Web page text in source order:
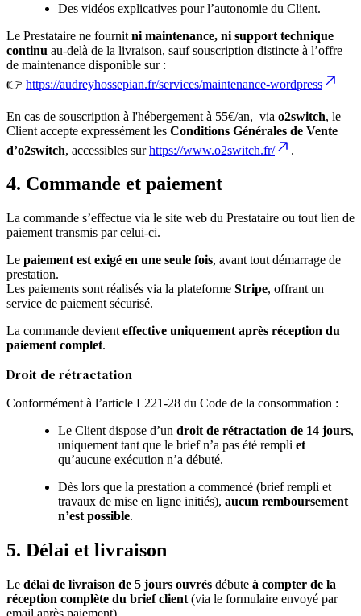
Des vidéos explicatives pour l’autonomie du Client.
Le Prestataire ne fournit ni maintenance, ni support technique
continu au-delà de la livraison, sauf souscription distincte à l’offre
de maintenance disponible sur :
👉 https://audreyhossepian.fr/services/maintenance-wordpress
En cas de souscription à l'hébergement à 55€/an, via o2switch, le
Client accepte expressément les Conditions Générales de Vente
d’o2switch, accessibles surhttps://www.o2switch.fr/ .
4. Commande et paiement
La commande s’effectue via le site web du Prestataire ou tout lien de
paiement transmis par celui-ci.
Le paiement est exigé en une seule fois, avant tout démarrage de
prestation.
Les paiements sont réalisés via la plateforme Stripe, offrant un
service de paiement sécurisé.
La commande devient effective uniquement après réception du
paiement complet.
Droit de rétractation
Conformément à l’article L221-28 du Code de la consommation :
Le Client dispose d’un droit de rétractation de 14 jours,
uniquement tant que le brief n’a pas été rempli et
qu’aucune exécution n’a débuté.
Dès lors que la prestation a commencé (brief rempli et
travaux de mise en ligne initiés), aucun remboursement
n’est possible.
5. Délai et livraison
Le délai de livraison de 5 jours ouvrés débute à compter de la
réception complète du brief client (via le formulaire envoyé par